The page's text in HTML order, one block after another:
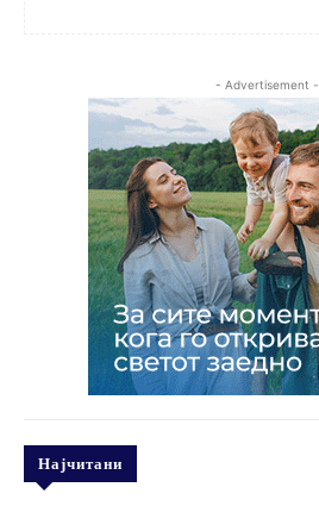
- Advertisement -
Најчитани